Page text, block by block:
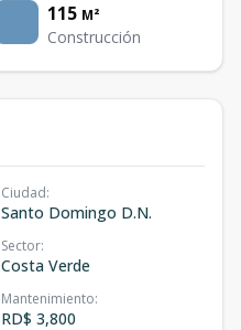
115 M²
Construcción
Ciudad:
Santo Domingo D.N.
Sector:
Costa Verde
Mantenimiento:
RD$ 3,800